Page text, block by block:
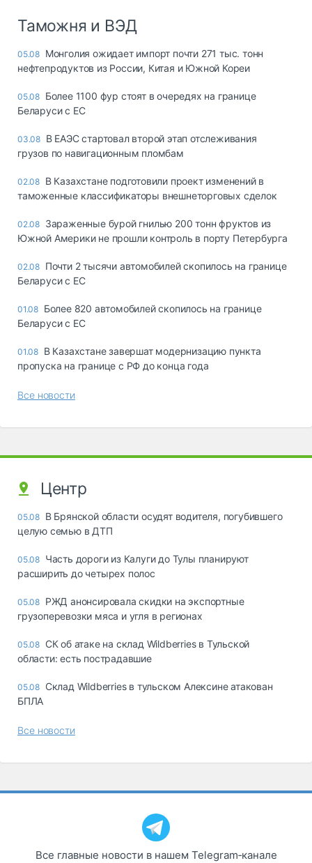
Таможня и ВЭД
05.08 Монголия ожидает импорт почти 271 тыс. тонн
нефтепродуктов из России, Китая и Южной Кореи
05.08 Более 1100 фур стоят в очередях на границе
Беларуси с ЕС
03.08 В ЕАЭС стартовал второй этап отслеживания
грузов по навигационным пломбам
02.08 В Казахстане подготовили проект изменений в
таможенные классификаторы внешнеторговых сделок
02.08 Зараженные бурой гнилью 200 тонн фруктов из
Южной Америки не прошли контроль в порту Петербурга
02.08 Почти 2 тысячи автомобилей скопилось на границе
Беларуси с ЕС
01.08 Более 820 автомобилей скопилось на границе
Беларуси с ЕС
01.08 В Казахстане завершат модернизацию пункта
пропуска на границе с РФ до конца года
Все новости
Центр
05.08 В Брянской области осудят водителя, погубившего
целую семью в ДТП
05.08 Часть дороги из Калуги до Тулы планируют
расширить до четырех полос
05.08 РЖД анонсировала скидки на экспортные
грузоперевозки мяса и угля в регионах
05.08 СК об атаке на склад Wildberries в Тульской
области: есть пострадавшие
05.08 Склад Wildberries в тульском Алексине атакован
БПЛА
Все новости
Все главные новости в нашем Telegram‑канале